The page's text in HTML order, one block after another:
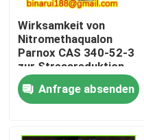
Über uns
Werksbesichtigung
Wirksamkeit von
Nitromethaqualon
Parnox CAS 340-52-3
zur Stressreduktion
Anfrage absenden